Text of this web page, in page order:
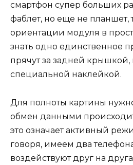
смартфон супер больших
фаблет, но еще не планшет,
ориентации модуля в
знать одно единственное
прячут за задней
специальной наклейкой.
Для полноты картины
обмен данными
это означает активный
говоря, имеем два
воздействуют друг на